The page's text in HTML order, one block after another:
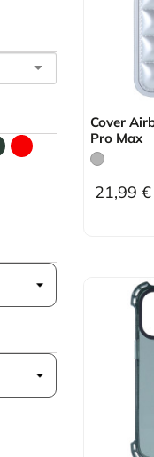
Cover
Pro Max
21,99 €